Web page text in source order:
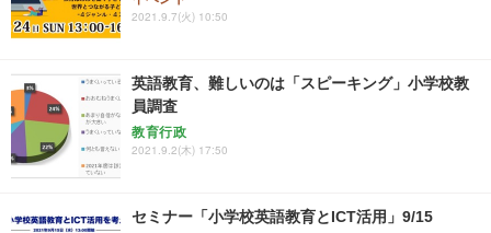
2021.9.7(火) 10:50
英語教育、難しいのは「スピーキング」小学校教
員調査
教育行政
2021.9.2(木) 17:50
セミナー「小学校英語教育とICT活用」9/15